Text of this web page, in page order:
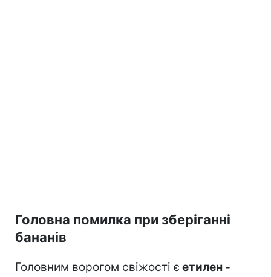
Головна помилка при зберіганні
бананів
Головним ворогом свіжості є етилен -